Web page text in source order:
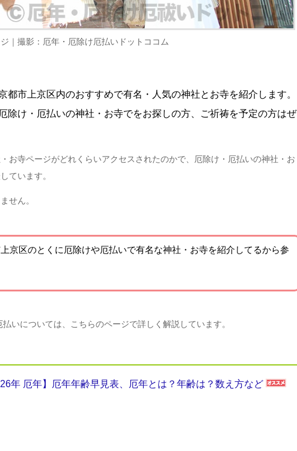
｜撮影：厄年・厄除け厄払いドットココム
都市上京区内のおすすめで有名・人気の神社とお寺を紹介します。
除け・厄払いの神社・お寺でをお探しの方、ご祈祷を予定の方はぜ
お寺ページがどれくらいアクセスされたのかで、厄除け・厄払いの神社・お
ています。
せん。
京区のとくに厄除けや厄払いで有名な神社・お寺を紹介 してるから参
いについては、こちらのページで詳しく解説しています。
年 厄年】厄年年齢早見表、厄年とは？年齢は？数え方など